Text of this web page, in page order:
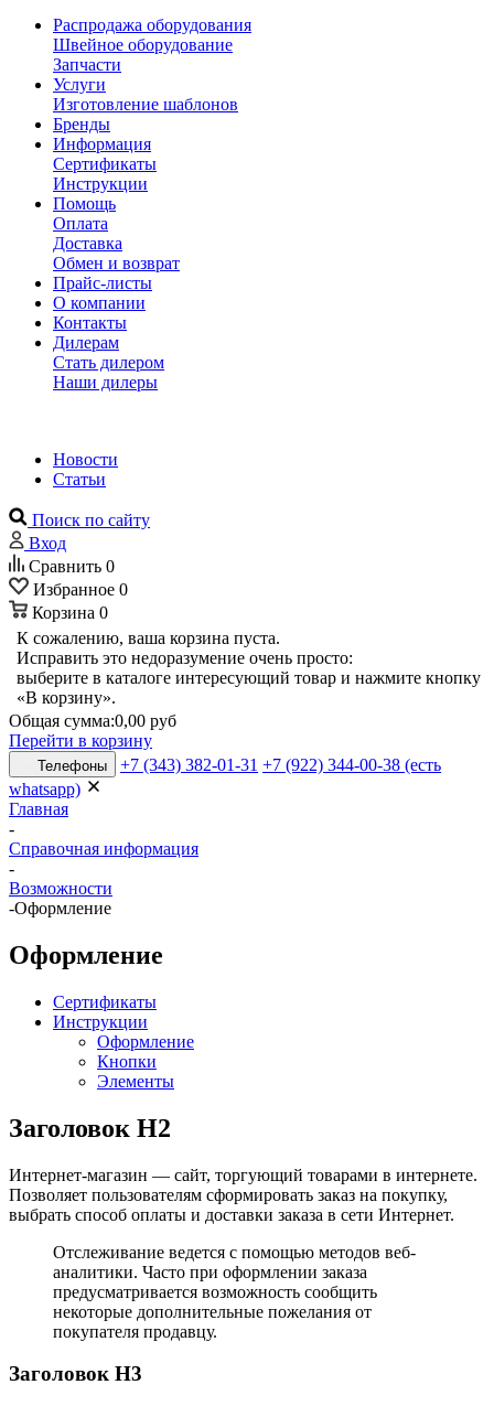
Распродажа оборудования
Швейное оборудование
Запчасти
Услуги
Изготовление шаблонов
Бренды
Информация
Сертификаты
Инструкции
Помощь
Оплата
Доставка
Обмен и возврат
Прайс-листы
О компании
Контакты
Дилерам
Стать дилером
Наши дилеры
Новости
Статьи
Поиск по сайту
Вход
Сравнить 0
Избранное 0
Корзина 0
К сожалению, ваша корзина пуста.
Исправить это недоразумение очень просто:
выберите в каталоге интересующий товар и нажмите кнопку
«В корзину».
Общая сумма:0,00 руб
Перейти в корзину
Телефоны +7 (343) 382-01-31 +7 (922) 344-00-38 (есть
whatsapp)
Главная
-
Справочная информация
-
Возможности
-Оформление
Оформление
Сертификаты
Инструкции
Оформление
Кнопки
Элементы
Заголовок H2
Интернет-магазин — сайт, торгующий товарами в интернете.
Позволяет пользователям сформировать заказ на покупку,
выбрать способ оплаты и доставки заказа в сети Интернет.
Отслеживание ведется с помощью методов веб-
аналитики. Часто при оформлении заказа
предусматривается возможность сообщить
некоторые дополнительные пожелания от
покупателя продавцу.
Заголовок H3